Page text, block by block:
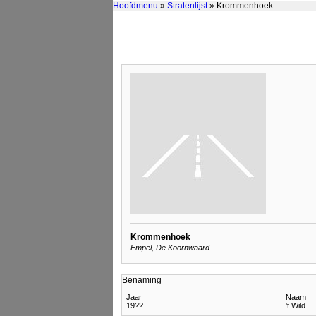
Hoofdmenu » Stratenlijst» Krommenhoek
Krommenhoek
Empel, De Koornwaard
Benaming
Jaar
Naam
19??
't Wild